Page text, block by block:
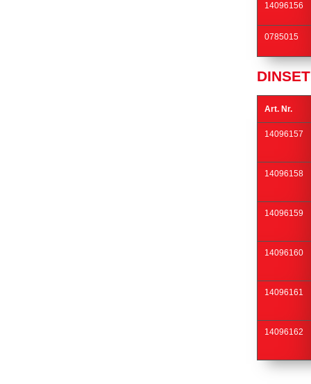
14096156
0785015
Art. Nr.
14096157
14096158
14096159
14096160
14096161
14096162